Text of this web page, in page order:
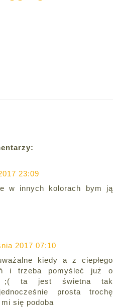
23:09
w innych kolorach bym ją
2017 07:10
kiedy a z ciepłego
i trzeba pomyśleć już o
;( ta jest świetna tak
prosta trochę
się podoba